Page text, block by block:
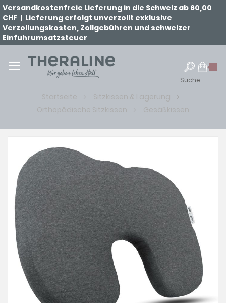
Versandkostenfreie Lieferung in die Schweiz ab 60,00
CHF | Lieferung erfolgt unverzollt exklusive
Verzollungskosten, Zollgebühren und schweizer
Einfuhrumsatzsteuer
Suche
Startseite
Sitzkissen & Lagerung
Orthopädische Sitzkissen
Gesäßkissen
Bildgalerie
springen